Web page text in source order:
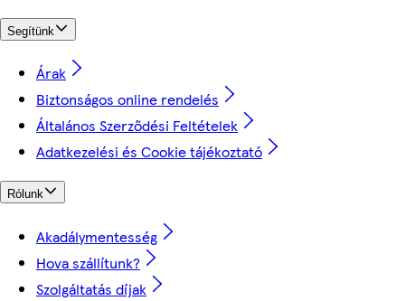
Segítünk
Árak
Biztonságos online rendelés
Általános Szerződési Feltételek
Adatkezelési és Cookie tájékoztató
Rólunk
Akadálymentesség
Hova szállítunk?
Szolgáltatás díjak